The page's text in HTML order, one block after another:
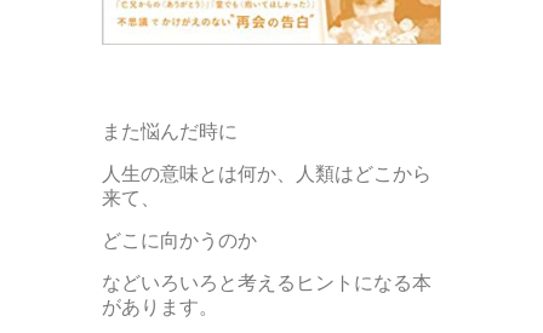
また悩んだ時に
人生の意味とは何か、人類はどこから
来て、
どこに向かうのか
などいろいろと考えるヒントになる本
があります。